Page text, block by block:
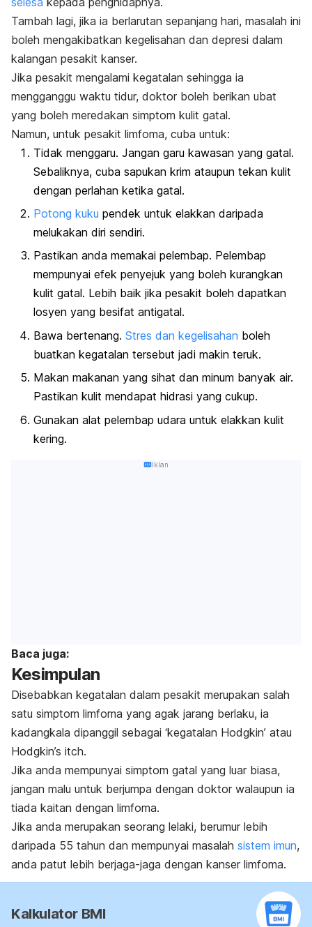
Tambah lagi, jika ia berlarutan sepanjang hari, masalah ini
boleh mengakibatkan kegelisahan dan depresi dalam
kalangan pesakit kanser.
Jika pesakit mengalami kegatalan sehingga ia
mengganggu waktu tidur, doktor boleh berikan ubat
yang boleh meredakan simptom kulit gatal.
Namun, untuk pesakit limfoma, cuba untuk:
Tidak menggaru. Jangan garu kawasan yang gatal.
Sebaliknya, cuba sapukan krim ataupun tekan kulit
dengan perlahan ketika gatal.
Potong kuku pendek untuk elakkan daripada
melukakan diri sendiri.
Pastikan anda memakai pelembap. Pelembap
mempunyai efek penyejuk yang boleh kurangkan
kulit gatal. Lebih baik jika pesakit boleh dapatkan
losyen yang besifat antigatal.
Bawa bertenang. Stres dan kegelisahan boleh
buatkan kegatalan tersebut jadi makin teruk.
Makan makanan yang sihat dan minum banyak air.
Pastikan kulit mendapat hidrasi yang cukup.
Gunakan alat pelembap udara untuk elakkan kulit
kering.
Iklan
Baca juga:
Kesimpulan
Disebabkan kegatalan dalam pesakit merupakan salah
satu simptom limfoma yang agak jarang berlaku, ia
kadangkala dipanggil sebagai ‘kegatalan Hodgkin’ atau
Hodgkin’s itch.
Jika anda mempunyai simptom gatal yang luar biasa,
jangan malu untuk berjumpa dengan doktor walaupun ia
tiada kaitan dengan limfoma.
Jika anda merupakan seorang lelaki, berumur lebih
daripada 55 tahun dan mempunyai masalah sistem imun,
anda patut lebih berjaga-jaga dengan kanser limfoma.
Kalkulator BMI